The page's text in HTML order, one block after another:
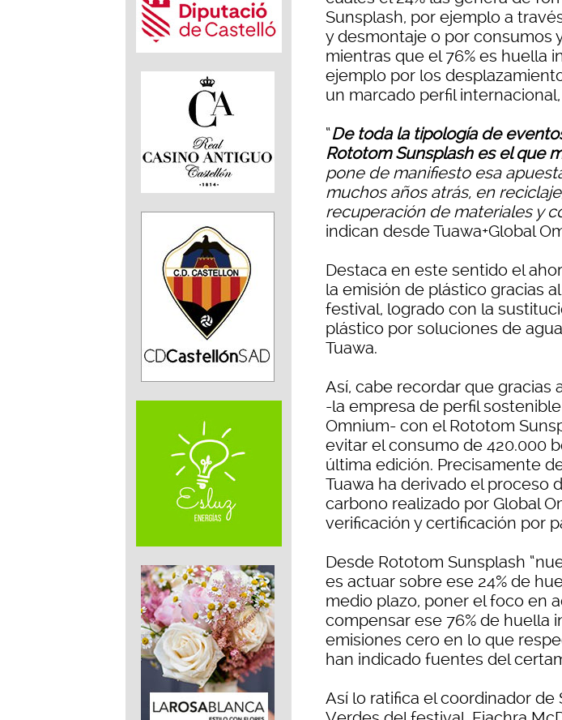
Sunsplash, por ejemplo a
y desmontaje o por consumos
mientras que el 76% es huella
ejemplo por los
un marcado perfil
“De toda la tipología de
Rototom Sunsplash es el que
pone de manifiesto esa
muchos años atrás, en
recuperación de materiales y
indican desde Tuawa+Global
Destaca en este sentido el
la emisión de plástico gracias
festival, logrado con la
plástico por soluciones de
Tuawa.
Así, cabe recordar que gracias
-la empresa de perfil
Omnium- con el Rototom
evitar el consumo de 420.000
última edición. Precisamente
Tuawa ha derivado el proceso
carbono realizado por Global
verificación y certificación por
Desde Rototom Sunsplash
es actuar sobre ese 24% de
medio plazo, poner el foco en
compensar ese 76% de huella
emisiones cero en lo que
han indicado fuentes del
Así lo ratifica el coordinador de